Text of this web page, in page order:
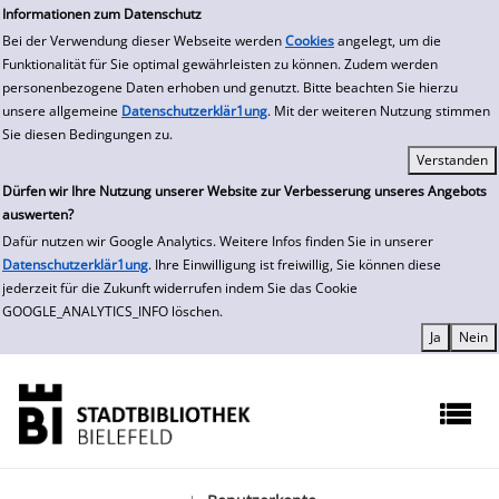
Informationen zum Datenschutz
Bei der Verwendung dieser Webseite werden Cookies angelegt, um die
Funktionalität für Sie optimal gewährleisten zu können. Zudem werden
personenbezogene Daten erhoben und genutzt. Bitte beachten Sie hierzu
unsere allgemeine Datenschutzerklär1ung. Mit der weiteren Nutzung stimmen
Sie diesen Bedingungen zu.
Dürfen wir Ihre Nutzung unserer Website zur Verbesserung unseres Angebots
auswerten?
Dafür nutzen wir Google Analytics. Weitere Infos finden Sie in unserer
Datenschutzerklär1ung. Ihre Einwilligung ist freiwillig, Sie können diese
jederzeit für die Zukunft widerrufen indem Sie das Cookie
GOOGLE_ANALYTICS_INFO löschen.
zur Navigation springen
zum Inhalt springen
Zur Detailanzeige springen